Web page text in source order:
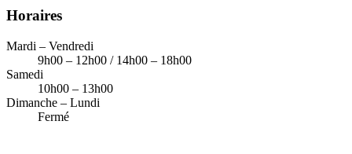
Horaires
Mardi – Vendredi
9h00 – 12h00 / 14h00 – 18h00
Samedi
10h00 – 13h00
Dimanche – Lundi
Fermé